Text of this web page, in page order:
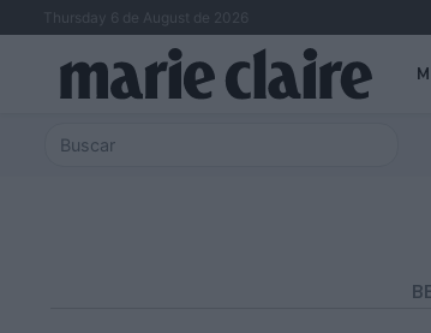
Thursday 6 de August de 2026